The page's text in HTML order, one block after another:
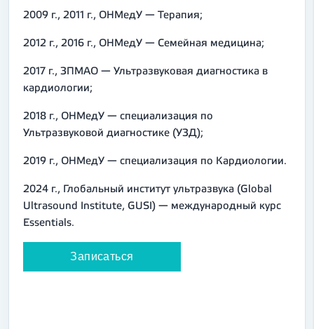
2009 г., 2011 г., ОНМедУ — Терапия;
2012 г., 2016 г., ОНМедУ — Семейная медицина;
2017 г., ЗПМАО — Ультразвуковая диагностика в
кардиологии;
2018 г., ОНМедУ — специализация по
Ультразвуковой диагностике (УЗД);
2019 г., ОНМедУ — специализация по Кардиологии.
2024 г., Глобальный институт ультразвука (Global
Ultrasound Institute, GUSI) — международный курс
Essentials.
Записаться